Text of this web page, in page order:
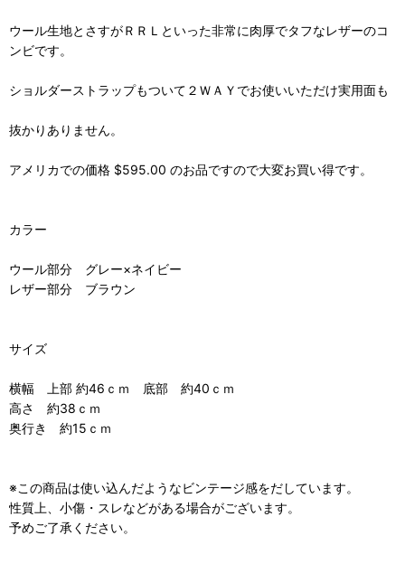
ウール生地とさすがＲＲＬといった非常に肉厚でタフなレザーのコ
ンビです。
ショルダーストラップもついて２ＷＡＹでお使いいただけ実用面も
抜かりありません。
アメリカでの価格 $595.00 のお品ですので大変お買い得です。
カラー
ウール部分 グレー×ネイビー
レザー部分 ブラウン
サイズ
横幅 上部 約46ｃｍ 底部 約40ｃｍ
高さ 約38ｃｍ
奥行き 約15ｃｍ
※この商品は使い込んだようなビンテージ感をだしています。
性質上、小傷・スレなどがある場合がございます。
予めご了承ください。